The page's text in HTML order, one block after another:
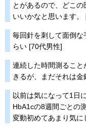
とがあるので、どこ
いいかなと思います。
毎回針を刺して面倒
らい [70代男性]
連続した時間測るこ
きるが、まだそれは
以前は気になって1日
HbA1cの8週間ごとの
変動初めてあまり気